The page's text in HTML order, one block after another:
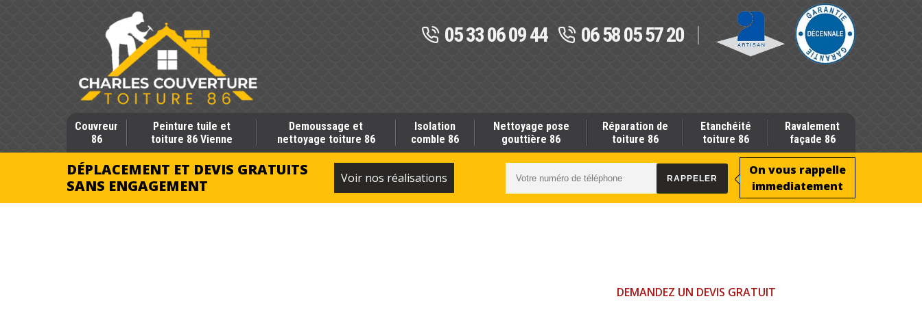
05 33 06 09 44 06 58 05 57 20
Couvreur
86
Peinture tuile et
toiture 86 Vienne
Demoussage et
nettoyage toiture 86
Isolation
comble 86
Nettoyage pose
gouttière 86
Réparation de
toiture 86
Etanchéité
toiture 86
Ravalement
façade 86
DÉPLACEMENT ET DEVIS GRATUITS
SANS ENGAGEMENT
Voir nos réalisations
On vous rappelle
immediatement
DEMANDEZ UN DEVIS GRATUIT